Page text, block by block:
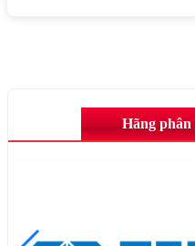
Hãng